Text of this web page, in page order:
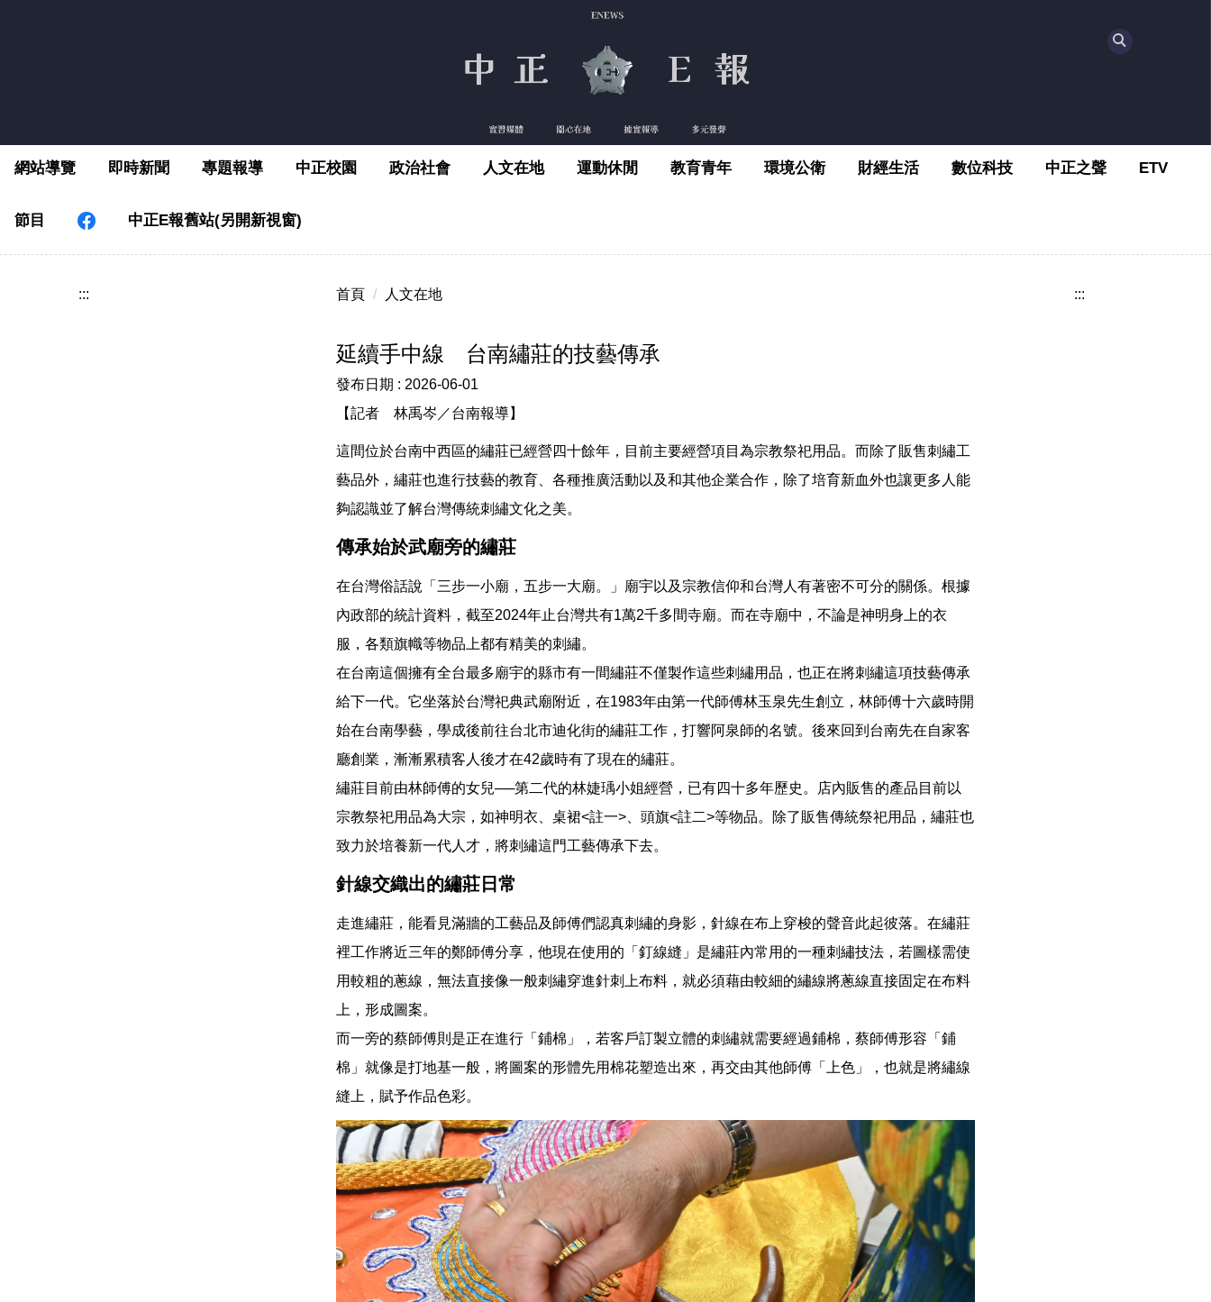
區
網站導覽 即時新聞 專題報導 中正校園 政治社會 人文在地 運動休閒 教育青年 環境公衛 財經生活 數位科技 中正之聲 ETV
節目 中正E報舊站(另開新視窗)
::: 首頁 人文在地
延續手中線 台南繡莊的技藝傳承
發布日期 : 2026-06-01
【記者 林禹岑／台南報導】
這間位於台南中西區的繡莊已經營四十餘年，目前主要經營項目為宗教祭祀用品。而除了販售刺繡工
藝品外，繡莊也進行技藝的教育、各種推廣活動以及和其他企業合作，除了培育新血外也讓更多人能
夠認識並了解台灣傳統刺繡文化之美。
傳承始於武廟旁的繡莊
在台灣俗話說「三步一小廟，五步一大廟。」廟宇以及宗教信仰和台灣人有著密不可分的關係。根據
內政部的統計資料，截至2024年止台灣共有1萬2千多間寺廟。而在寺廟中，不論是神明身上的衣
服，各類旗幟等物品上都有精美的刺繡。
在台南這個擁有全台最多廟宇的縣市有一間繡莊不僅製作這些刺繡用品，也正在將刺繡這項技藝傳承
給下一代。它坐落於台灣祀典武廟附近，在1983年由第一代師傅林玉泉先生創立，林師傅十六歲時開
始在台南學藝，學成後前往台北市迪化街的繡莊工作，打響阿泉師的名號。後來回到台南先在自家客
廳創業，漸漸累積客人後才在42歲時有了現在的繡莊。
繡莊目前由林師傅的女兒──第二代的林婕瑀小姐經營，已有四十多年歷史。店內販售的產品目前以
宗教祭祀用品為大宗，如神明衣、桌裙<註一>、頭旗<註二>等物品。除了販售傳統祭祀用品，繡莊也
致力於培養新一代人才，將刺繡這門工藝傳承下去。
針線交織出的繡莊日常
走進繡莊，能看見滿牆的工藝品及師傅們認真刺繡的身影，針線在布上穿梭的聲音此起彼落。在繡莊
裡工作將近三年的鄭師傅分享，他現在使用的「釘線縫」是繡莊內常用的一種刺繡技法，若圖樣需使
用較粗的蔥線，無法直接像一般刺繡穿進針刺上布料，就必須藉由較細的繡線將蔥線直接固定在布料
上，形成圖案。
而一旁的蔡師傅則是正在進行「鋪棉」，若客戶訂製立體的刺繡就需要經過鋪棉，蔡師傅形容「鋪
棉」就像是打地基一般，將圖案的形體先用棉花塑造出來，再交由其他師傅「上色」，也就是將繡線
縫上，賦予作品色彩。
:::